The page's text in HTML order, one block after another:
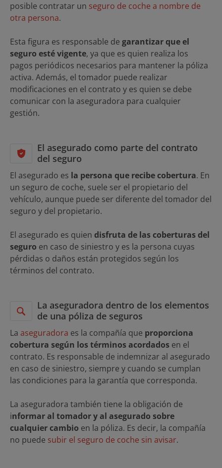
posible contratar un seguro de coche a nombre de
otra persona.
Esta figura es responsable de garantizar que el
seguro esté vigente, ya que es quien realiza los
pagos periódicos necesarios para mantener la póliza
activa. Además, el tomador puede realizar
modificaciones en el contrato y es quien se debe
comunicar con la aseguradora para cualquier
gestión.
El asegurado como parte del contrato
del seguro
El asegurado es la persona que recibe cobertura. En
un seguro de coche, suele ser el propietario del
vehículo, aunque puede ser diferente del tomador del
seguro y del propietario.
El asegurado es quien disfruta de las coberturas del
seguro en caso de siniestro y es la persona cuyas
pérdidas o daños están protegidos según los
términos del contrato.
La aseguradora dentro de los elementos
de una póliza de seguros
La aseguradora es la compañía que proporciona
cobertura según los términos acordados en el
contrato. Es responsable de indemnizar al asegurado
en caso de siniestro, siempre y cuando se cumplan
las condiciones para la garantía que corresponda.
La aseguradora también tiene la obligación de
informar al tomador y al asegurado sobre
cualquier cambio en la póliza. Es decir, la compañía
no puede subir el seguro de coche sin avisar.